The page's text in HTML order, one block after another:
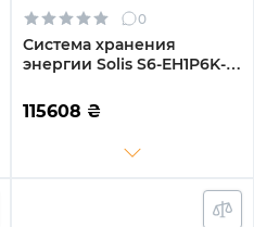
0
Система хранения
энергии Solis S6-EH1P6K-L-
10.24kWh 2BAT LiFePO4
6000 циклов
115608 ₴